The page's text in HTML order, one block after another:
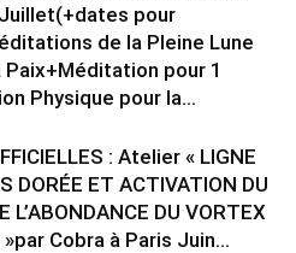
pour
de la Pleine Lune
Paix+Méditation pour 1
Physique pour la...
: Atelier « LIGNE
DORÉE ET ACTIVATION DU
L’ABONDANCE DU VORTEX
»par Cobra à Paris Juin...